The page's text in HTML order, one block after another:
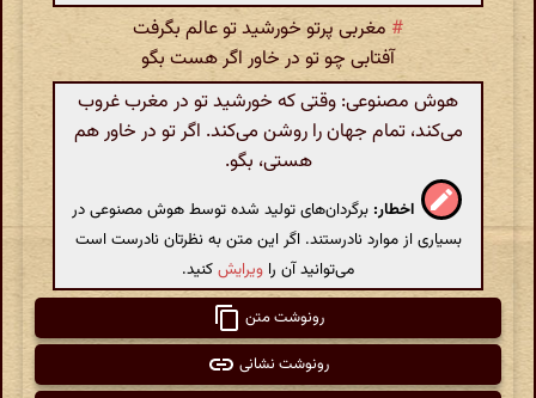
# مغربی پرتو خورشید تو عالم بگرفت
آفتابی چو تو در خاور اگر هست بگو
هوش مصنوعی: وقتی که خورشید تو در مغرب غروب
می‌کند، تمام جهان را روشن می‌کند. اگر تو در خاور هم
هستی، بگو.
اخطار: برگردان‌های تولید شده توسط هوش مصنوعی در
بسیاری از موارد نادرستند. اگر این متن به نظرتان نادرست است
می‌توانید آن را ویرایشکنید.
رونوشت متن
رونوشت نشانی